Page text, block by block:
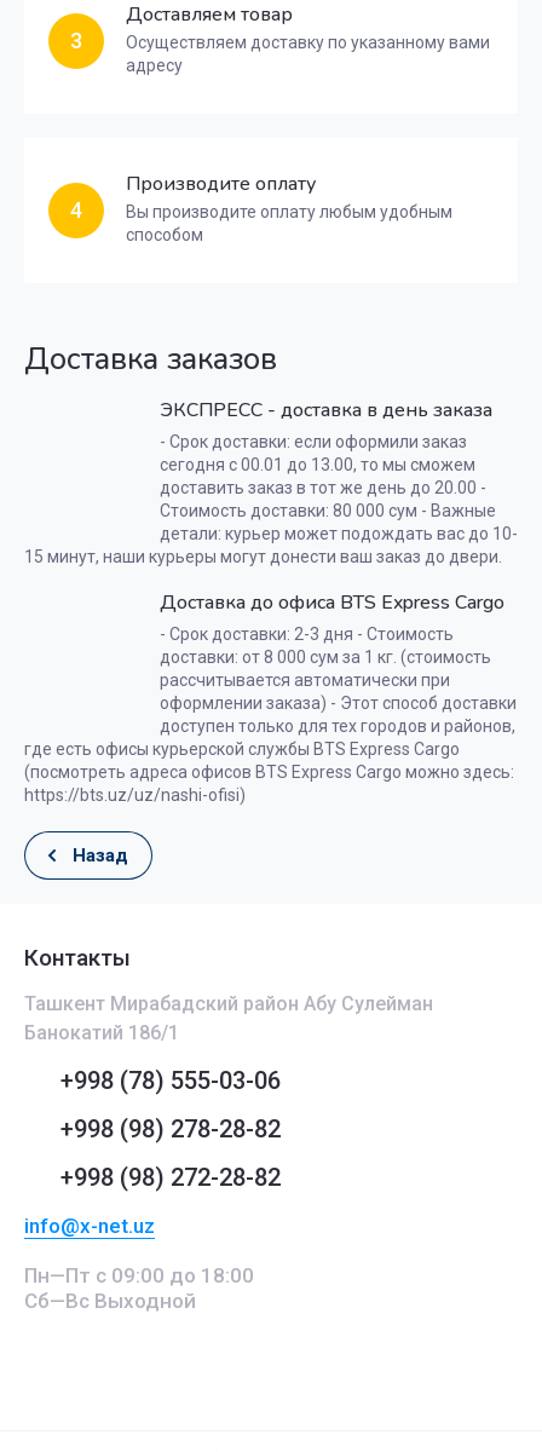
3
Доставляем товар
Осуществляем доставку по указанному вами
адресу
4
Производите оплату
Вы производите оплату любым удобным
способом
Доставка заказов
ЭКСПРЕСС - доставка в день заказа
- Срок доставки: если оформили заказ
сегодня с 00.01 до 13.00, то мы сможем
доставить заказ в тот же день до 20.00 -
Стоимость доставки: 80 000 сум - Важные
детали: курьер может подождать вас до 10-
15 минут, наши курьеры могут донести ваш заказ до двери.
Доставка до офиса BTS Express Cargo
- Срок доставки: 2-3 дня - Стоимость
доставки: от 8 000 сум за 1 кг. (стоимость
рассчитывается автоматически при
оформлении заказа) - Этот способ доставки
доступен только для тех городов и районов,
где есть офисы курьерской службы BTS Express Cargo
(посмотреть адреса офисов BTS Express Cargo можно здесь:
https://bts.uz/uz/nashi-ofisi)
Назад
Контакты
Ташкент Мирабадский район Абу Сулейман
Банокатий 186/1
+998 (78) 555-03-06
+998 (98) 278-28-82
+998 (98) 272-28-82
info@x-net.uz
Пн—Пт с 09:00 до 18:00
Сб—Вс Выходной